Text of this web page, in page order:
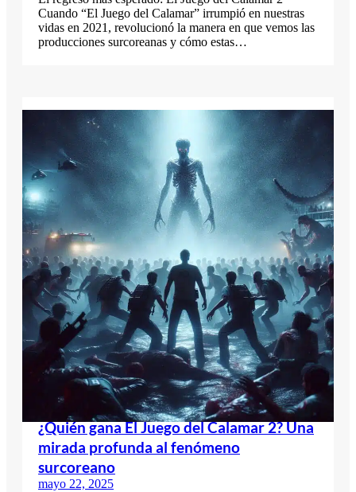
Cuando “El Juego del Calamar” irrumpió en nuestras
vidas en 2021, revolucionó la manera en que vemos las
producciones surcoreanas y cómo estas…
¿Quién gana El Juego del Calamar 2? Una
mirada profunda al fenómeno
surcoreano
mayo 22, 2025